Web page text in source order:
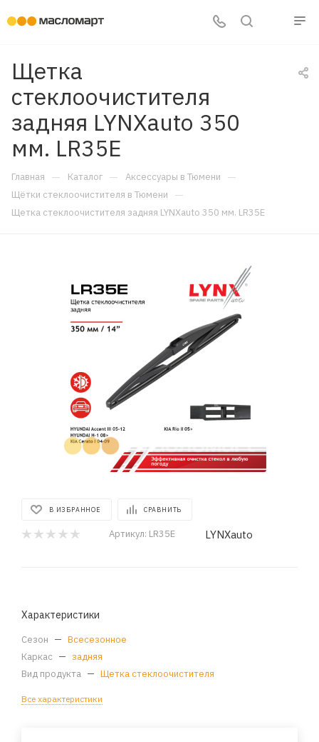
Щетка
стеклоочистителя
задняя LYNXauto 350
мм. LR35E
Главная — Каталог — Аксессуары в Тюмени —
Щётки стеклоочистителя в Тюмени —
Щетка стеклоочистителя задняя LYNXauto 350 мм. LR35E
В ИЗБРАННОЕ СРАВНИТЬ
Артикул: LR35E LYNXauto
Характеристики
Сезон — Всесезонное
Каркас — задняя
Вид продукта — Щетка стеклоочистителя
Все характеристики